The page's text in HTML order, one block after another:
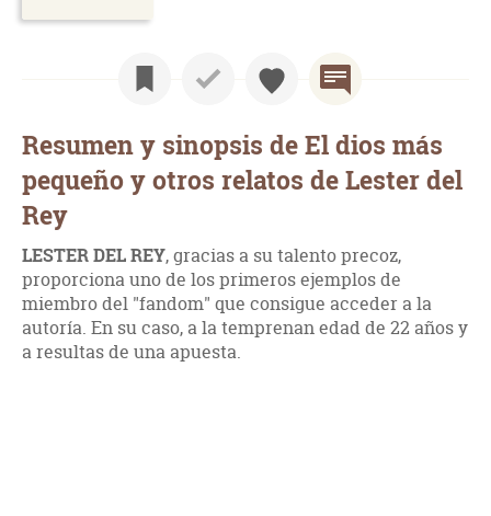
Resumen y sinopsis de El dios más
pequeño y otros relatos de Lester del
Rey
LESTER DEL REY, gracias a su talento precoz,
proporciona uno de los primeros ejemplos de
miembro del "fandom" que consigue acceder a la
autoría. En su caso, a la temprenan edad de 22 años y
a resultas de una apuesta.